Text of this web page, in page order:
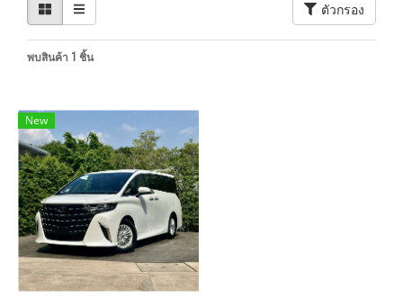
ตัวกรอง
พบสินค้า 1 ชิ้น
New